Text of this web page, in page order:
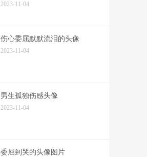
2023-11-04
伤心委屈默默流泪的头像
2023-11-04
男生孤独伤感头像
2023-11-04
委屈到哭的头像图片